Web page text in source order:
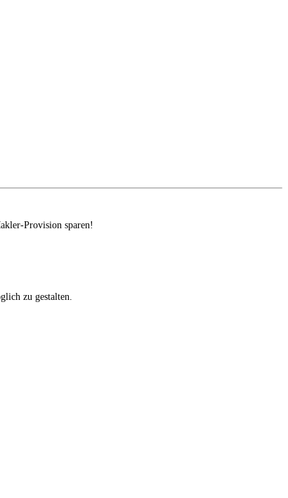
Provision sparen!
zu gestalten.